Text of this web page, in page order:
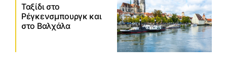
Ταξίδι στο
Ρέγκενσμπουργκ και
στο Βαλχάλα